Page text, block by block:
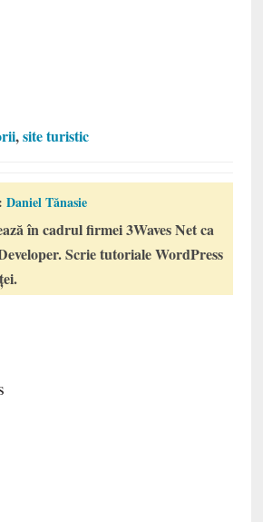
,site turistic
Daniel Tănasie
în cadrul firmei 3Waves Net ca
Scrie tutoriale WordPress